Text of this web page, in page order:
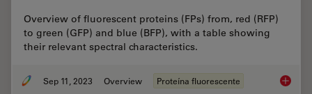
Overview of fluorescent proteins (FPs) from, red (RFP)
to green (GFP) and blue (BFP), with a table showing
their relevant spectral characteristics.
Sep 11, 2023 Overview Proteína fluorescente